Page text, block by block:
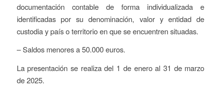
documentación contable de forma individualizada e
identificadas por su denominación, valor y entidad de
custodia y país o territorio en que se encuentren situadas.
– Saldos menores a 50.000 euros.
La presentación se realiza del 1 de enero al 31 de marzo
de 2025.